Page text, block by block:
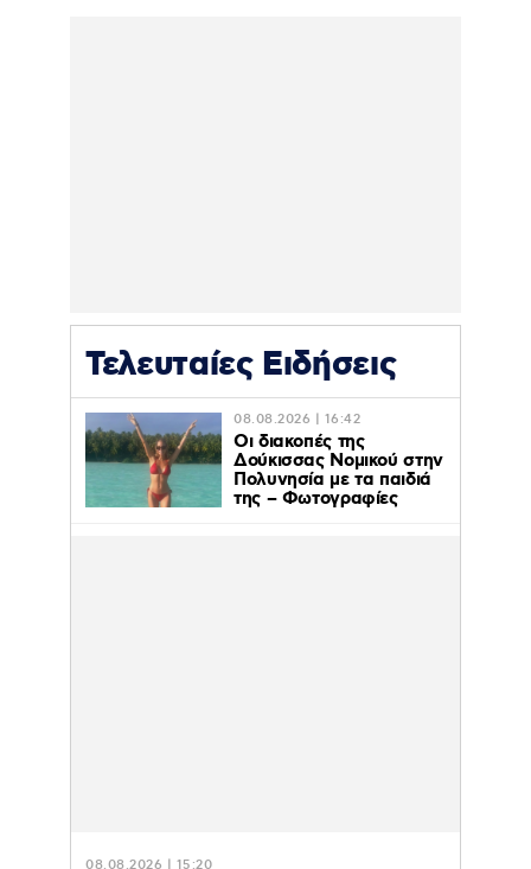
Τελευταίες Ειδήσεις
08.08.2026 | 16:42
Οι διακοπές της
Δούκισσας Νομικού στην
Πολυνησία με τα παιδιά
της – Φωτογραφίες
08.08.2026 | 15:20